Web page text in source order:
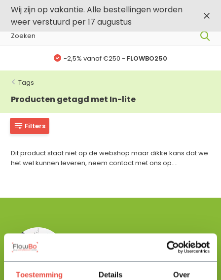
Toestemming Details Over
Wij zijn op vakantie. Alle bestellingen worden
weer verstuurd per 17 augustus
-2,5% vanaf €250 - FLOWBO250
Tags
Producten getagd met In-lite
Filters
Dit product staat niet op de webshop maar dikke kans dat we
het wel kunnen leveren, neem contact met ons op....